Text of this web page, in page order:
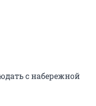
с набережной